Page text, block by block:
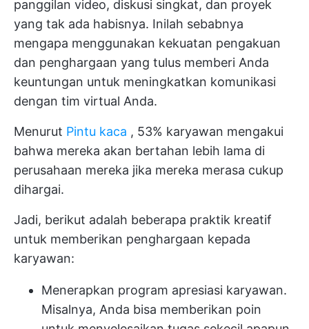
panggilan video, diskusi singkat, dan proyek
yang tak ada habisnya. Inilah sebabnya
mengapa menggunakan kekuatan pengakuan
dan penghargaan yang tulus memberi Anda
keuntungan untuk meningkatkan komunikasi
dengan tim virtual Anda.
Menurut Pintu kaca , 53% karyawan mengakui
bahwa mereka akan bertahan lebih lama di
perusahaan mereka jika mereka merasa cukup
dihargai.
Jadi, berikut adalah beberapa praktik kreatif
untuk memberikan penghargaan kepada
karyawan:
Menerapkan program apresiasi karyawan.
Misalnya, Anda bisa memberikan poin